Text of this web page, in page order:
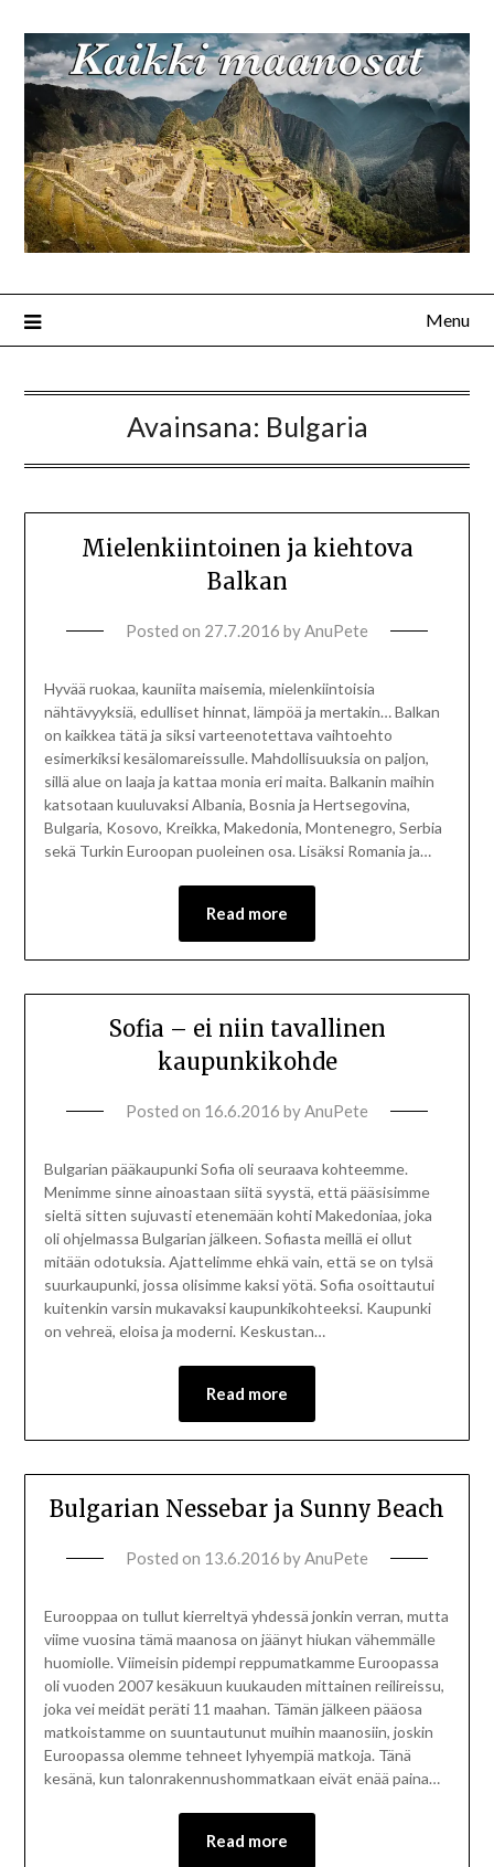
Menu
Avainsana: Bulgaria
Mielenkiintoinen ja kiehtova
Balkan
Posted on 27.7.2016 byAnuPete
Hyvää ruokaa, kauniita maisemia, mielenkiintoisia
nähtävyyksiä, edulliset hinnat, lämpöä ja mertakin… Balkan
on kaikkea tätä ja siksi varteenotettava vaihtoehto
esimerkiksi kesälomareissulle. Mahdollisuuksia on paljon,
sillä alue on laaja ja kattaa monia eri maita. Balkanin maihin
katsotaan kuuluvaksi Albania, Bosnia ja Hertsegovina,
Bulgaria, Kosovo, Kreikka, Makedonia, Montenegro, Serbia
sekä Turkin Euroopan puoleinen osa. Lisäksi Romania ja…
Read more
Sofia – ei niin tavallinen
kaupunkikohde
Posted on 16.6.2016 byAnuPete
Bulgarian pääkaupunki Sofia oli seuraava kohteemme.
Menimme sinne ainoastaan siitä syystä, että pääsisimme
sieltä sitten sujuvasti etenemään kohti Makedoniaa, joka
oli ohjelmassa Bulgarian jälkeen. Sofiasta meillä ei ollut
mitään odotuksia. Ajattelimme ehkä vain, että se on tylsä
suurkaupunki, jossa olisimme kaksi yötä. Sofia osoittautui
kuitenkin varsin mukavaksi kaupunkikohteeksi. Kaupunki
on vehreä, eloisa ja moderni. Keskustan…
Read more
Bulgarian Nessebar ja Sunny Beach
Posted on 13.6.2016 byAnuPete
Eurooppaa on tullut kierreltyä yhdessä jonkin verran, mutta
viime vuosina tämä maanosa on jäänyt hiukan vähemmälle
huomiolle. Viimeisin pidempi reppumatkamme Euroopassa
oli vuoden 2007 kesäkuun kuukauden mittainen reilireissu,
joka vei meidät peräti 11 maahan. Tämän jälkeen pääosa
matkoistamme on suuntautunut muihin maanosiin, joskin
Euroopassa olemme tehneet lyhyempiä matkoja. Tänä
kesänä, kun talonrakennushommatkaan eivät enää paina…
Read more